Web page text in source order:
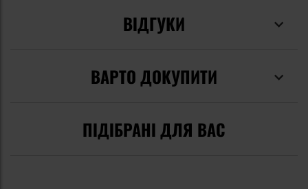
ВІДГУКИ
ВАРТО ДОКУПИТИ
ПІДІБРАНІ ДЛЯ ВАС